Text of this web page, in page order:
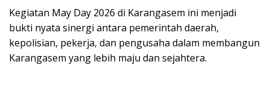
Kegiatan May Day 2026 di Karangasem ini menjadi
bukti nyata sinergi antara pemerintah daerah,
kepolisian, pekerja, dan pengusaha dalam membangun
Karangasem yang lebih maju dan sejahtera.